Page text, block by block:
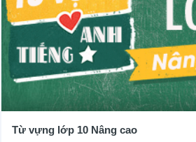
Từ vựng lớp 10 Nâng cao